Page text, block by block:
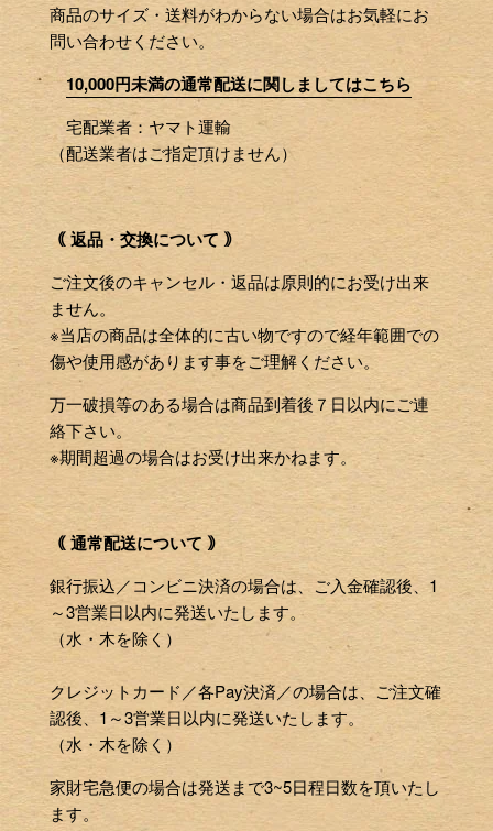
商品のサイズ・送料がわからない場合はお気軽にお
問い合わせください。
10,000円未満の通常配送に関しましてはこちら
宅配業者：ヤマト運輸
（配送業者はご指定頂けません）
｟ 返品・交換について ｠
ご注文後のキャンセル・返品は原則的にお受け出来
ません。
※当店の商品は全体的に古い物ですので経年範囲での
傷や使用感があります事をご理解ください。
万一破損等のある場合は商品到着後７日以内にご連
絡下さい。
※期間超過の場合はお受け出来かねます。
｟ 通常配送について ｠
銀行振込／コンビニ決済の場合は、ご入金確認後、1
～3営業日以内に発送いたします。
（水・木を除く）
クレジットカード／各Pay決済／の場合は、ご注文確
認後、1～3営業日以内に発送いたします。
（水・木を除く）
家財宅急便の場合は発送まで3~5日程日数を頂いたし
ます。